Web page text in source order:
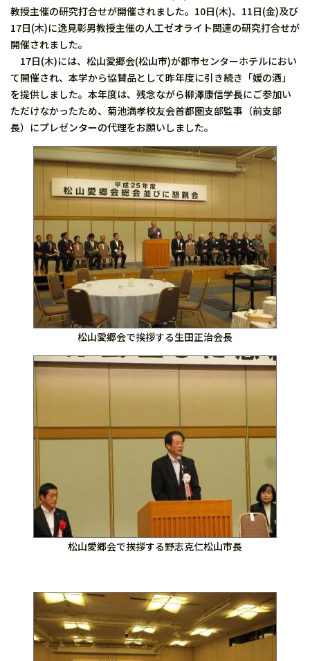
教授主催の研究打合せが開催されました。10日(木)、11日(金)及び
17日(木)に逸見彰男教授主催の人工ゼオライト関連の研究打合せが
開催されました。
17日(木)には、松山愛郷会(松山市)が都市センターホテルにおい
て開催され、本学から協賛品として昨年度に引き続き「媛の酒」
を提供しました。本年度は、残念ながら柳澤康信学長にご参加い
ただけなかったため、菊池満孝校友会首都圏支部監事（前支部
長）にプレゼンターの代理をお願いしました。
松山愛郷会で挨拶する生田正治会長
松山愛郷会で挨拶する野志克仁松山市長